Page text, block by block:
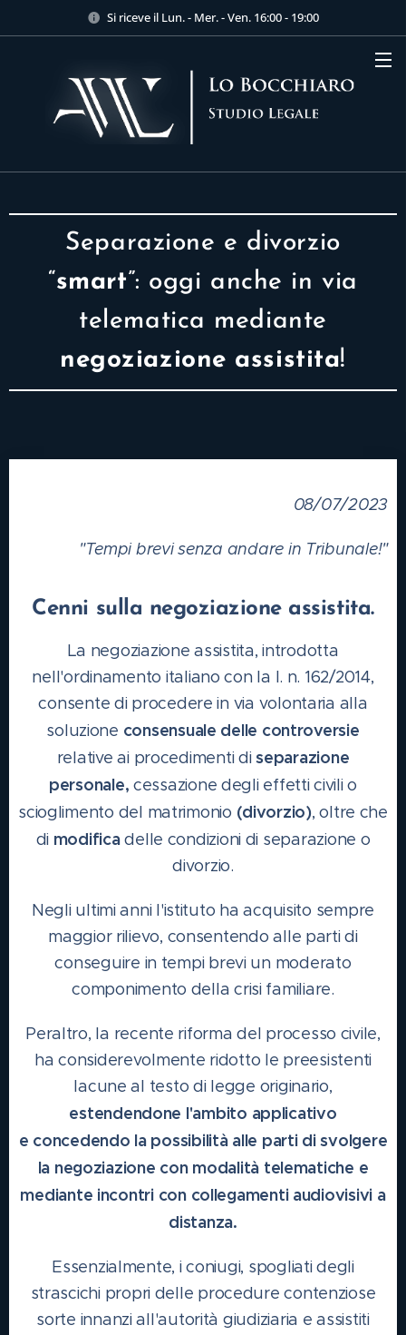
Si riceve il Lun. - Mer. - Ven. 16:00 - 19:00
Separazione e divorzio
“smart”: oggi anche in via
telematica mediante
negoziazione assistita!
08/07/2023
"Tempi brevi senza andare in Tribunale!"
Cenni sulla negoziazione assistita.
La negoziazione assistita, introdotta
nell'ordinamento italiano con la l. n. 162/2014,
consente di procedere in via volontaria alla
soluzione consensuale delle controversie
relative ai procedimenti diseparazione
personale, cessazione degli effetti civili o
scioglimento del matrimonio (divorzio), oltre che
di modificadelle condizioni di separazione o
divorzio.
Negli ultimi anni l'istituto ha acquisito sempre
maggior rilievo, consentendo alle parti di
conseguire in tempi brevi un moderato
componimento della crisi familiare.
Peraltro, la recente riforma del processo civile,
ha considerevolmente ridotto le preesistenti
lacune al testo di legge originario,
estendendone l'ambito applicativo
e concedendo la possibilità alle parti di svolgere
la negoziazione con modalità telematiche e
mediante incontri con collegamenti audiovisivi a
distanza.
Essenzialmente, i coniugi, spogliati degli
strascichi propri delle procedure contenziose
sorte innanzi all'autorità giudiziaria e assistiti